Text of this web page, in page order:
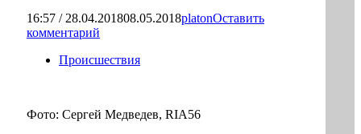
16:57 / 28.04.201808.05.2018platonОставить
комментарий
Происшествия
Фото: Сергей Медведев, RIA56